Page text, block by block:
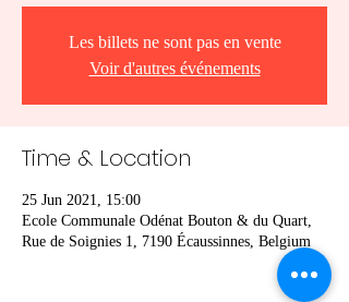
Les billets ne sont pas en vente
Voir d'autres événements
Time & Location
25 Jun 2021, 15:00
Ecole Communale Odénat Bouton & du Quart,
Rue de Soignies 1, 7190 Écaussinnes, Belgium